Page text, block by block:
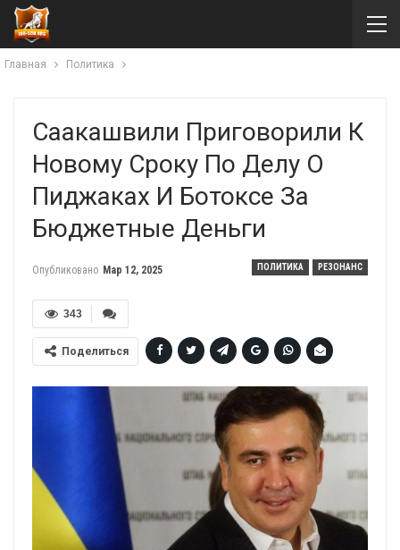
Главная Политика
Саакашвили Приговорили К
Новому Сроку По Делу О
Пиджаках И Ботоксе За
Бюджетные Деньги
ПОЛИТИКА РЕЗОНАНС
Опубликовано Мар 12, 2025
343
Поделиться